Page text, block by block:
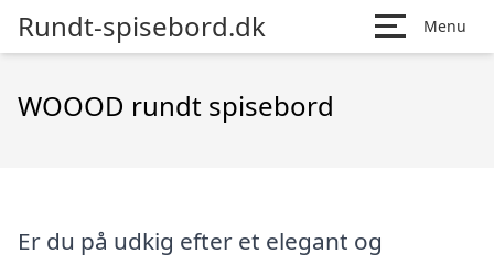
Rundt-spisebord.dk Menu
WOOOD rundt spisebord
Er du på udkig efter et elegant og